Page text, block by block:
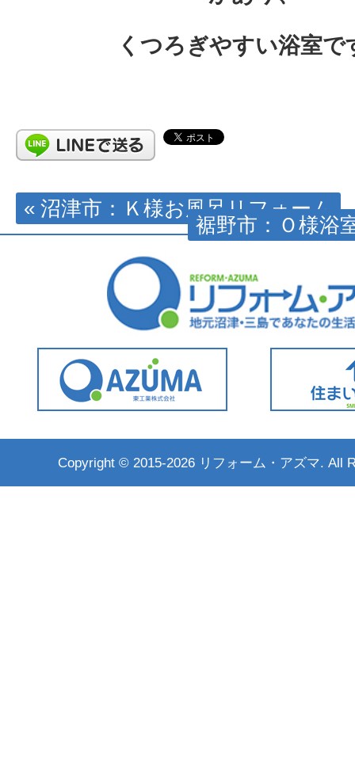
くつろぎやすい浴室で
« 沼津市：Ｋ様お風呂リフォーム
裾野市：Ｏ様浴
Copyright © 2015-2026 リフォーム・アズマ. All